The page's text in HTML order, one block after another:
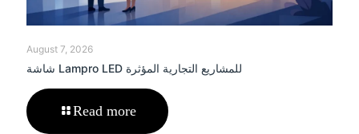
August 7, 2026
شاشة Lampro LED للمشاريع التجارية المؤثرة
Read more